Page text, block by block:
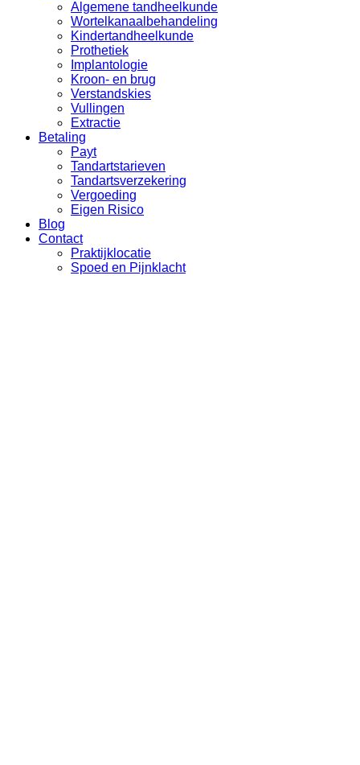
Algemene tandheelkunde
Wortelkanaalbehandeling
Kindertandheelkunde
Prothetiek
Implantologie
Kroon- en brug
Verstandskies
Vullingen
Extractie
Betaling
Payt
Tandartstarieven
Tandartsverzekering
Vergoeding
Eigen Risico
Blog
Contact
Praktijklocatie
Spoed en Pijnklacht